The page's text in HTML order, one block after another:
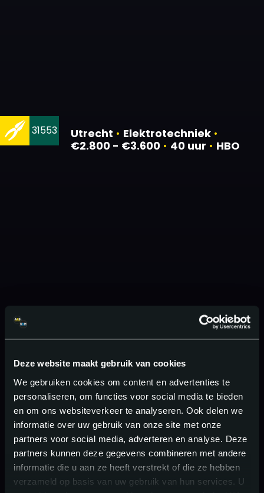
Deze website maakt gebruik van cookies
We gebruiken cookies om content en advertenties te
personaliseren, om functies voor social media te bieden
en om ons websiteverkeer te analyseren. Ook delen we
informatie over uw gebruik van onze site met onze
partners voor social media, adverteren en analyse. Deze
partners kunnen deze gegevens combineren met andere
informatie die u aan ze heeft verstrekt of die ze hebben
verzameld op basis van uw gebruik van hun services. U
Utrecht • Elektrotechniek •
€2.800 - €3.600 • 40 uur • HBO
31553